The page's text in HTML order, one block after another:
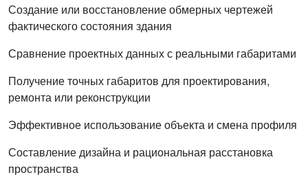
Создание или восстановление обмерных чертежей
фактического состояния здания
Сравнение проектных данных с реальными габаритами
Получение точных габаритов для проектирования,
ремонта или реконструкции
Эффективное использование объекта и смена профиля
Составление дизайна и рациональная расстановка
пространства